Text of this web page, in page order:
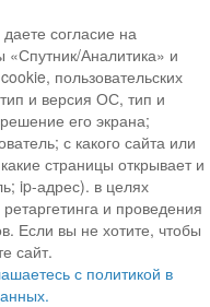
согласие на
«Спутник/Аналитика» и
пользовательских
и версия ОС, тип и
его экрана;
с какого сайта или
страницы открывает и
ip-адрес). в целях
и проведения
Если вы не хотите, чтобы
сайт.
с политикой в